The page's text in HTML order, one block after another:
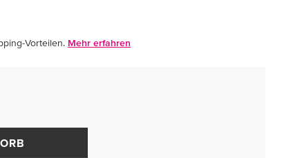
Vorteilen. Mehr erfahren